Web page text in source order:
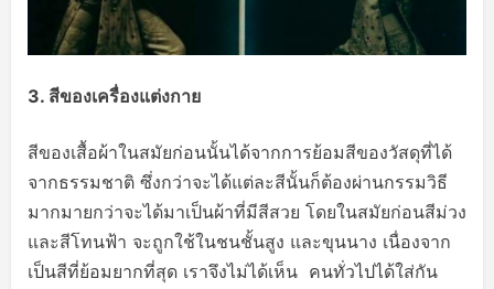
3. สีของเครื่องแต่งกาย
สีของเสื้อผ้าในสมัยก่อนนั้นได้จากการย้อมสีของวัสดุที่ได้
จากธรรมชาติ ซึ่งกว่าจะได้แต่ละสีนั้นก็ต้องผ่านกรรมวิธี
มากมายกว่าจะได้มาเป็นผ้าที่มีสีสวย โดยในสมัยก่อนสีม่วง
และสีโทนฟ้า จะถูกใช้ในชนชั้นสูง และขุนนาง เนื่องจาก
เป็นสีที่ย้อมยากที่สุด เราจึงไม่ได้เห็น คนทั่วไปได้ใส่กัน